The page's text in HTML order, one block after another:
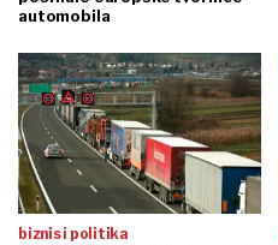
automobila
biznis i politika